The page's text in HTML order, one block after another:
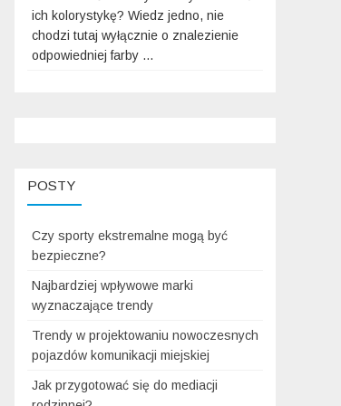
ich kolorystykę? Wiedz jedno, nie
chodzi tutaj wyłącznie o znalezienie
odpowiedniej farby …
POSTY
Czy sporty ekstremalne mogą być
bezpieczne?
Najbardziej wpływowe marki
wyznaczające trendy
Trendy w projektowaniu nowoczesnych
pojazdów komunikacji miejskiej
Jak przygotować się do mediacji